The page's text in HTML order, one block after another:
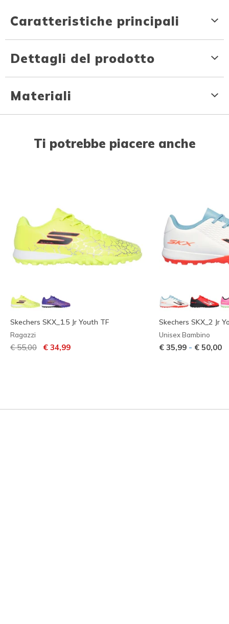
Caratteristiche principali
Dettagli del prodotto
Materiali
Ti potrebbe piacere anche
Skechers SKX_1.5 Jr Youth TF
Ragazzi
Prezzo ridotto da
€ 55,00 per
€ 34,99
Skechers SKX_2 Jr
Unisex Bambino
€ 35,99 - € 50,00